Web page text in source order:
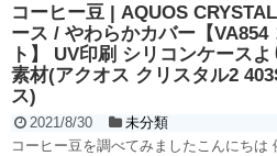
コーヒー豆 | AQUOS
ース / やわらかカバー【VA854
ト】 UV印刷 シリコンケース
素材(アクオス クリスタル2
ス)
2021/8/30
未分類
コーヒー豆を調べてみましたこんにちは